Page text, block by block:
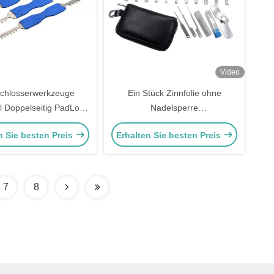
Doppelseitig PadLock
Set High-Tech
Sie besten Preis
Video
Ein Stück Zinnfolie ohne
Nadelsperre
Schnellöffnungswerkzeug (11
Stück) Schlosserwerkzeug-Set
Erhalten Sie besten Preis
7 8